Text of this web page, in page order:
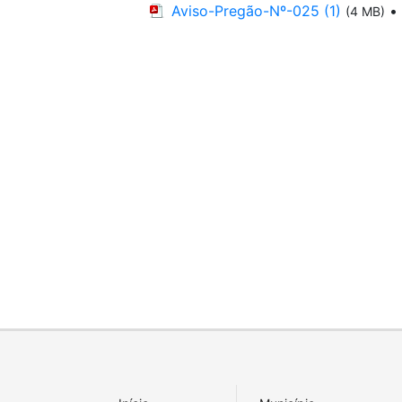
Aviso-Pregão-Nº-025 (1) (4 MB) •